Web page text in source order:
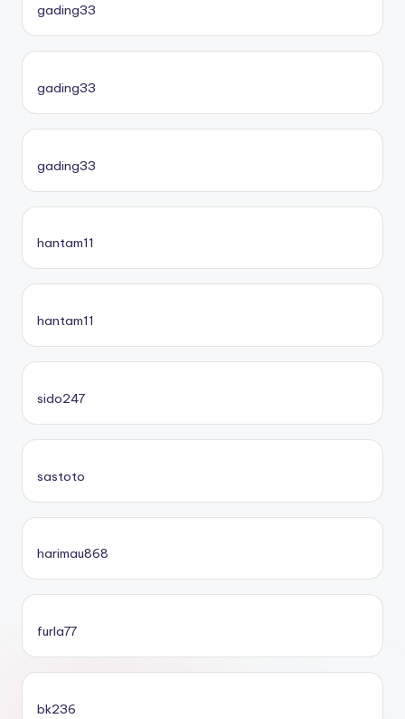
gading33
gading33
gading33
hantam11
hantam11
sido247
sastoto
harimau868
furla77
bk236